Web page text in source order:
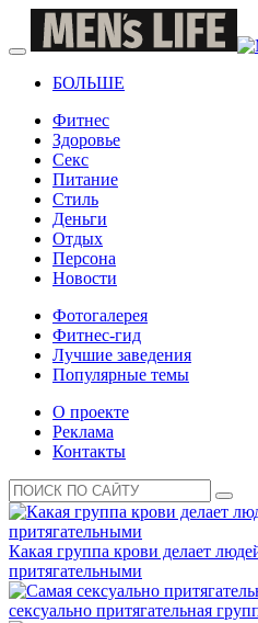
БОЛЬШЕ
Фитнес
Здоровье
Секс
Питание
Стиль
Деньги
Отдых
Персона
Новости
Фотогалерея
Фитнес-гид
Лучшие заведения
Популярные темы
О проекте
Реклама
Контакты
Какая группа крови делает
притягательными
сексуально притягательная